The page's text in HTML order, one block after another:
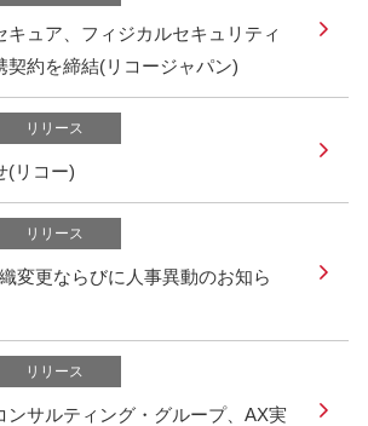
キュア、フィジカルセキュリティ
契約を締結(リコージャパン)
リリース
(リコー)
リリース
変更ならびに人事異動のお知ら
リリース
ンサルティング・グループ、AX実